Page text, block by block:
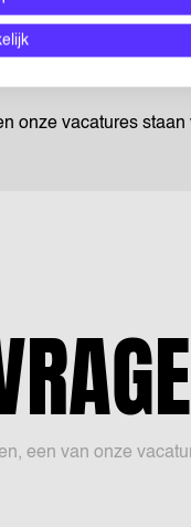
met gezellige
om jezelf
onze vacatures staan
een van onze